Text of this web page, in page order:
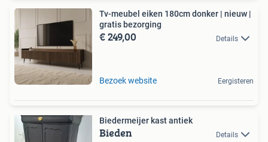
Tv-meubel eiken 180cm donker | nieuw |
gratis bezorging
€ 249,00 Details
Bezoek website Eergisteren
Biedermeijer kast antiek
Bieden Details